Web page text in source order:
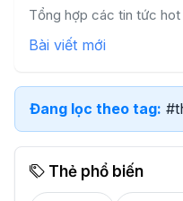
Tổng hợp các tin tức hot
Bài viết mới
Đang lọc theo tag:
Thẻ phổ biến